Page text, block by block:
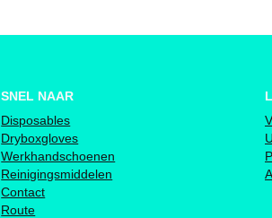
SNEL NAAR
Disposables
Dryboxgloves
Werkhandschoenen
Reinigingsmiddelen
Contact
Route